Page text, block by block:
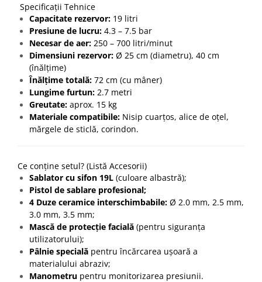
Specificații Tehnice
Capacitate rezervor: 19 litri
Presiune de lucru: 4.3 – 7.5 bar
Necesar de aer: 250 – 700 litri/minut
Dimensiuni rezervor: Ø 25 cm (diametru), 40 cm
(înălțime)
Înălțime totală: 72 cm (cu mâner)
Lungime furtun: 2.7 metri
Greutate: aprox. 15 kg
Materiale compatibile: Nisip cuarțos, alice de oțel,
mărgele de sticlă, corindon.
Ce conține setul? (Listă Accesorii)
Sablator cu sifon 19L (culoare albastră);
Pistol de sablare profesional;
4 Duze ceramice interschimbabile: Ø 2.0 mm, 2.5 mm,
3.0 mm, 3.5 mm;
Mască de protecție facială (pentru siguranța
utilizatorului);
Pâlnie specială pentru încărcarea ușoară a
materialului abraziv;
Manometru pentru monitorizarea presiunii.